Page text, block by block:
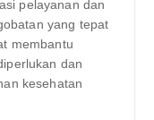
pelayanan dan
yang tepat
membantu
dan
kesehatan